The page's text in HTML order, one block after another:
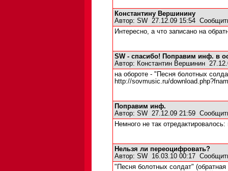
Константину Вершинину
Автор: SW 27.12.09 15:54
Интересно, а что записано на
SW - спасибо! Поправим инф. в
Автор: Константин Вершинин
на обороте - "Песня болотных
http://sovmusic.ru/
Поправим инф.
Автор: SW 27.12.09 21:59
Немного не так
Нельзя ли переоцифровать?
Автор: SW 16.03.10 00:17
"Песня болотных солдат"